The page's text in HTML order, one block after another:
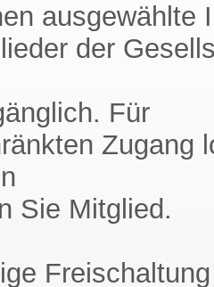
ausgewählte
der
Für
Zugang
Sie Mitglied.